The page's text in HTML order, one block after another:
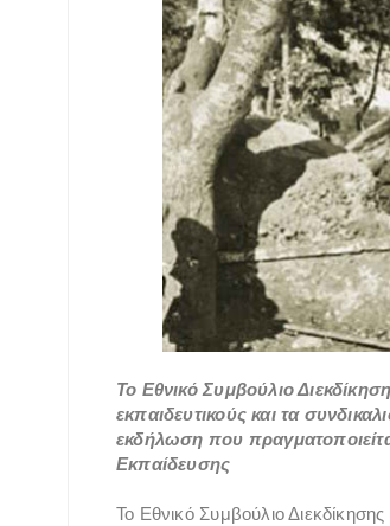
Το Εθνικό Συμβούλιο
εκπαιδευτικούς και τα
εκδήλωση που
Εκπαίδευσης
Το Εθνικό Συμβούλιο